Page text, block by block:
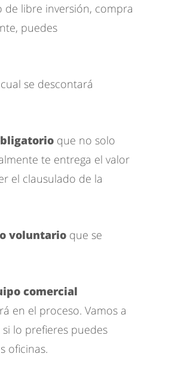
libre inversión, compra
puedes
se descontará
que no solo
te entrega el valor
el clausulado de la
voluntario que se
comercial
en el proceso. Vamos a
lo prefieres puedes
oficinas.